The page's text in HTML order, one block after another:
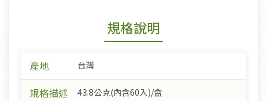
規格說明
產地 台灣
規格描述 43.8公克(內含60入)/盒